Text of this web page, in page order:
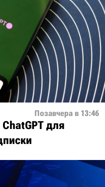
Позавчера в 13:46
для